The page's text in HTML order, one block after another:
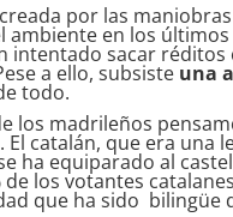
por las
ambiente en los
intentado sacar
a ello, subsiste una
todo.
los madrileños
El catalán, que era una
ha equiparado al
de los votantes
que ha sido bilingüe